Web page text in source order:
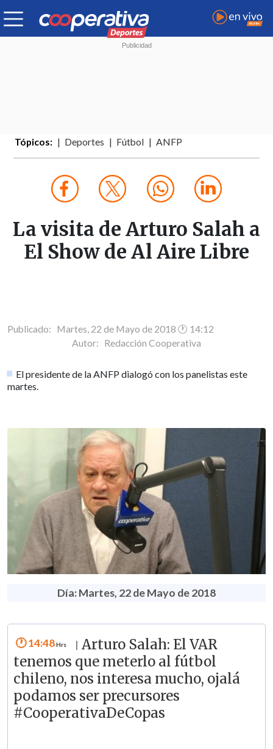
Tópicos: Deportes Fútbol ANFP
La visita de Arturo Salah a
El Show de Al Aire Libre
Publicado: Martes, 22 de Mayo de 2018 🕐 14:12
Autor: Redacción Cooperativa
El presidente de la ANFP dialogó con los panelistas este
martes.
Día: Martes, 22 de Mayo de 2018
14:48
Arturo Salah: El VAR
tenemos que meterlo al fútbol
chileno, nos interesa mucho, ojalá
podamos ser precursores
#CooperativaDeCopas